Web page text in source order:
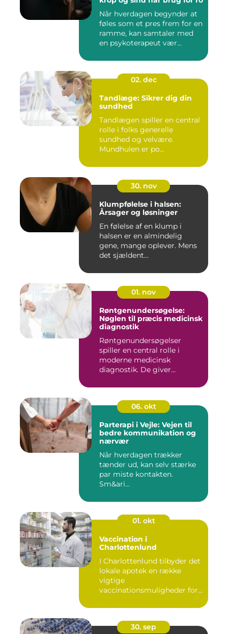
Når hverdagen begynder at
føles som et pres frem for en
ramme, kan samtaler med
en psykoterapeut vær...
02. dec
Tandlæge: Sikrer dig din
sundhed
Tandlægen spiller en central
rolle i folks generelle
sundhed og velvære.
Mundhulen er po...
30. nov
Klumpfølelse i halsen:
Årsager og løsninger
En følelse af en klump i
halsen er en almindelig
gene, mange oplever. Mens
det sjældent...
01. nov
Røntgenundersøgelse:
Nøglen til præcis medicinsk
diagnostik
Røntgenundersøgelser
spiller en central rolle i
moderne medicinsk
diagnostik. De giver...
06. okt
Parterapi i Vejle: Vejen til
bedre kommunikation og
nærvær
Når hverdagen trækker
tænder ud, kan selv stærke
par miste kontakten.
Sm&ari...
01. okt
Vaccination i
Charlottenlund
I Charlottenlund tilbyder det
lokale apotek en række
vigtige
vaccinationsmuligheder for
30. sep